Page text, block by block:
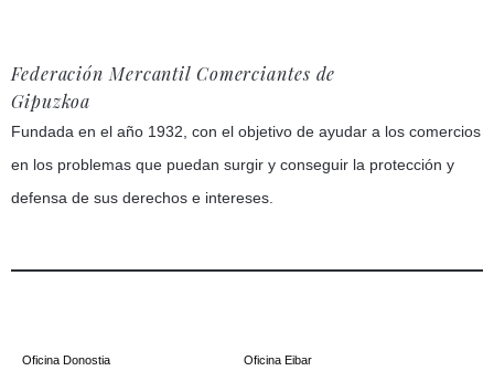
Federación Mercantil Comerciantes de
Gipuzkoa
Fundada en el año 1932, con el objetivo de ayudar a los comercios
en los problemas que puedan surgir y conseguir la protección y
defensa de sus derechos e intereses.
Oficina Donostia Oficina Eibar